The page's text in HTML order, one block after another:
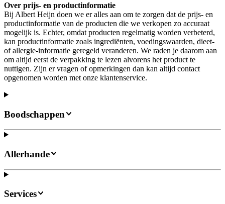
Over prijs- en productinformatie
Bij Albert Heijn doen we er alles aan om te zorgen dat de prijs- en
productinformatie van de producten die we verkopen zo accuraat
mogelijk is. Echter, omdat producten regelmatig worden verbeterd,
kan productinformatie zoals ingrediënten, voedingswaarden, dieet-
of allergie-informatie geregeld veranderen. We raden je daarom aan
om altijd eerst de verpakking te lezen alvorens het product te
nuttigen. Zijn er vragen of opmerkingen dan kan altijd contact
opgenomen worden met onze klantenservice.
Boodschappen
Allerhande
Services